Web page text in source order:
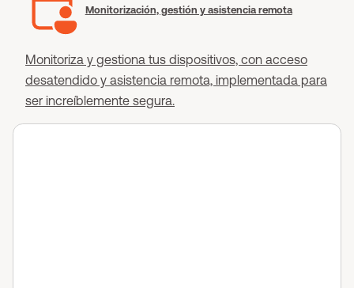
Monitorización, gestión y asistencia remota
Monitoriza y gestiona tus dispositivos, con acceso
desatendido y asistencia remota, implementada para
ser increíblemente segura.